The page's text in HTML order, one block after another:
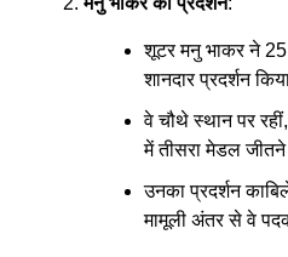
शूटर मनु भाकर ने 25
शानदार प्रदर्शन
वे चौथे स्थान पर
में तीसरा मेडल
उनका प्रदर्शन
मामूली अंतर से वे